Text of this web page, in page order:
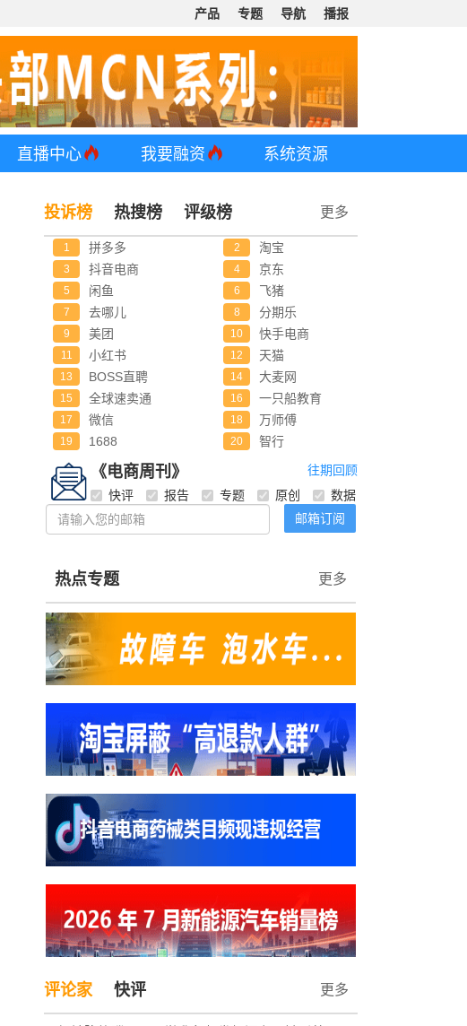
产品 专题 导航 播报
直播中心 我要融资 系统资源
投诉榜 热搜榜 评级榜 更多
1 拼多多 2 淘宝
3 抖音电商 4 京东
5 闲鱼 6 飞猪
7 去哪儿 8 分期乐
9 美团 10 快手电商
11 小红书 12 天猫
13 BOSS直聘 14 大麦网
15 全球速卖通 16 一只船教育
17 微信 18 万师傅
19 1688 20
智行
往期回顾
《电商周刊》
快评 报告 专题 原创
数据
邮箱订阅
热点专题 更多
评论家 快评 更多